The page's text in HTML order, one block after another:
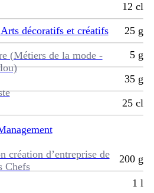
Arts décoratifs et créatifs
(Métiers de la mode -
création d’entreprise de
Chefs
12 cl
25 g
5 g
35 g
25 cl
200 g
1 l